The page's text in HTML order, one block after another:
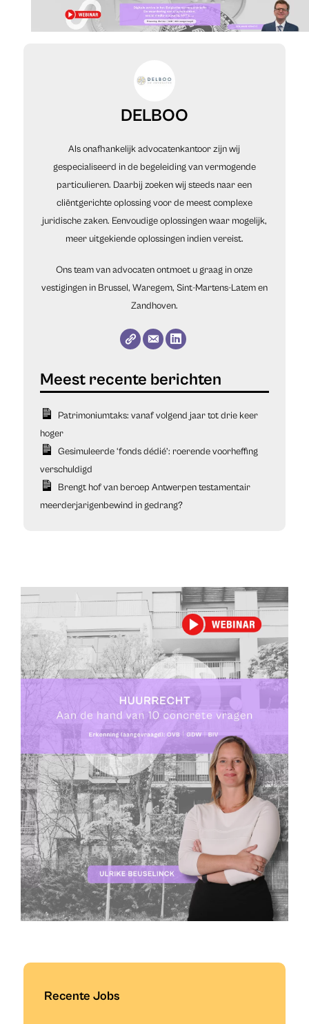
DELBOO
Als onafhankelijk advocatenkantoor zijn wij
gespecialiseerd in de begeleiding van vermogende
particulieren. Daarbij zoeken wij steeds naar een
cliëntgerichte oplossing voor de meest complexe
juridische zaken. Eenvoudige oplossingen waar mogelijk,
meer uitgekiende oplossingen indien vereist.
Ons team van advocaten ontmoet u graag in onze
vestigingen in Brussel, Waregem, Sint-Martens-Latem en
Zandhoven.
Patrimoniumtaks: vanaf volgend jaar tot drie keer
hoger
Gesimuleerde ‘fonds dédié’: roerende voorheffing
verschuldigd
Brengt hof van beroep Antwerpen testamentair
meerderjarigenbewind in gedrang?
Recente Jobs